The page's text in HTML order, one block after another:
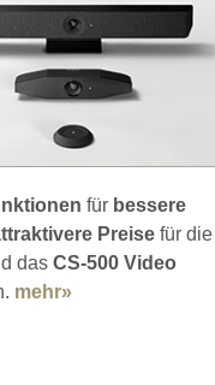
für bessere
Preise für die
das CS-500 Video
mehr» about Yamaha